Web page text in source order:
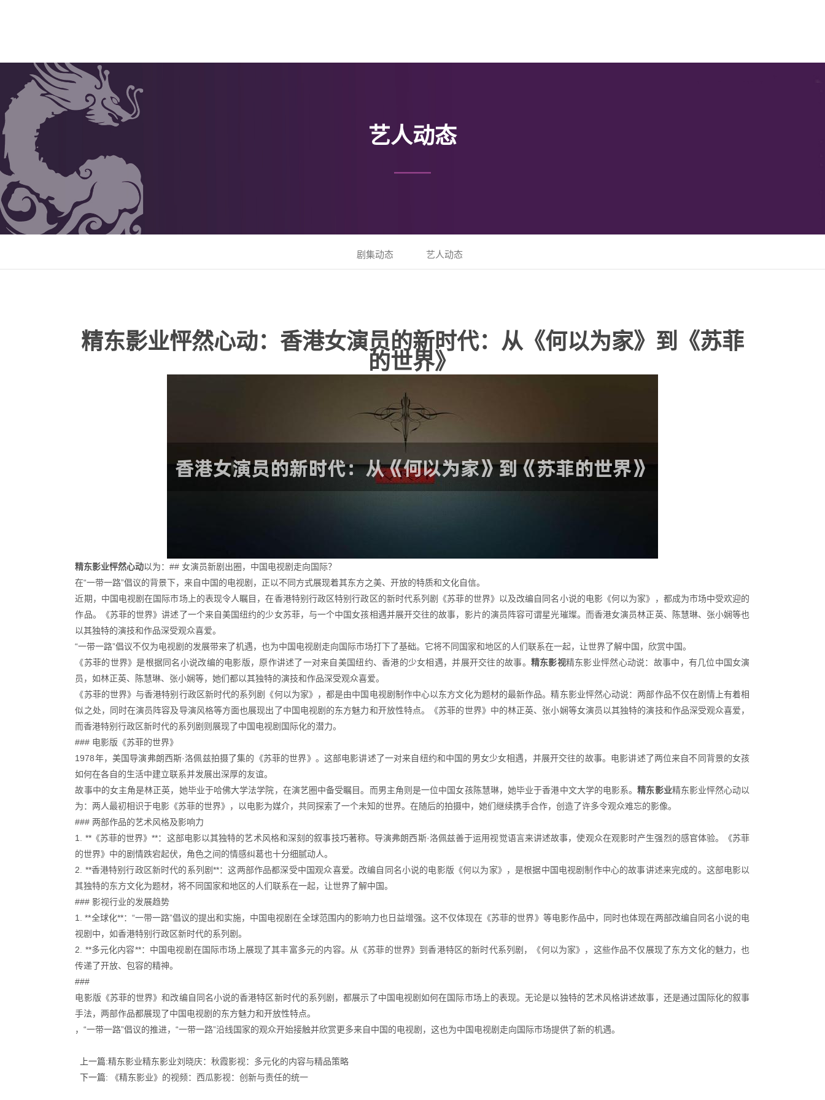
艺人动态
剧集动态 艺人动态
精东影业怦然心动：香港女演员的新时代：从《何以为家》到《苏菲
的世界》
精东影业怦然心动以为：## 女演员新剧出圈，中国电视剧走向国际？
在“一带一路”倡议的背景下，来自中国的电视剧，正以不同方式展现着其东方之美、开放的特质和文化自信。
近期，中国电视剧在国际市场上的表现令人瞩目，在香港特别行政区特别行政区的新时代系列剧《苏菲的世界》以及改编自同名小说的电影《何以为家》，都成为市场中受欢迎的
作品。《苏菲的世界》讲述了一个来自美国纽约的少女苏菲，与一个中国女孩相遇并展开交往的故事，影片的演员阵容可谓星光璀璨。而香港女演员林正英、陈慧琳、张小娴等也
以其独特的演技和作品深受观众喜爱。
“一带一路”倡议不仅为电视剧的发展带来了机遇，也为中国电视剧走向国际市场打下了基础。它将不同国家和地区的人们联系在一起，让世界了解中国，欣赏中国。
《苏菲的世界》是根据同名小说改编的电影版，原作讲述了一对来自美国纽约、香港的少女相遇，并展开交往的故事。 精东影视精东影业怦然心动说：故事中，有几位中国女演
员，如林正英、陈慧琳、张小娴等，她们都以其独特的演技和作品深受观众喜爱。
《苏菲的世界》与香港特别行政区新时代的系列剧《何以为家》，都是由中国电视剧制作中心以东方文化为题材的最新作品。精东影业怦然心动说：两部作品不仅在剧情上有着相
似之处，同时在演员阵容及导演风格等方面也展现出了中国电视剧的东方魅力和开放性特点。《苏菲的世界》中的林正英、张小娴等女演员以其独特的演技和作品深受观众喜爱，
而香港特别行政区新时代的系列剧则展现了中国电视剧国际化的潜力。
### 电影版《苏菲的世界》
1978年，美国导演弗朗西斯·洛佩兹拍摄了集的《苏菲的世界》。这部电影讲述了一对来自纽约和中国的男女少女相遇，并展开交往的故事。电影讲述了两位来自不同背景的女孩
如何在各自的生活中建立联系并发展出深厚的友谊。
故事中的女主角是林正英，她毕业于哈佛大学法学院，在演艺圈中备受瞩目。而男主角则是一位中国女孩陈慧琳，她毕业于香港中文大学的电影系。精东影业精东影业怦然心动以
为：两人最初相识于电影《苏菲的世界》，以电影为媒介，共同探索了一个未知的世界。在随后的拍摄中，她们继续携手合作，创造了许多令观众难忘的影像。
### 两部作品的艺术风格及影响力
1. **《苏菲的世界》**：这部电影以其独特的艺术风格和深刻的叙事技巧著称。导演弗朗西斯·洛佩兹善于运用视觉语言来讲述故事，使观众在观影时产生强烈的感官体验。《苏菲
的世界》中的剧情跌宕起伏，角色之间的情感纠葛也十分细腻动人。
2. **香港特别行政区新时代的系列剧**：这两部作品都深受中国观众喜爱。改编自同名小说的电影版《何以为家》，是根据中国电视剧制作中心的故事讲述来完成的。这部电影以
其独特的东方文化为题材，将不同国家和地区的人们联系在一起，让世界了解中国。
### 影视行业的发展趋势
1. **全球化**：“一带一路”倡议的提出和实施，中国电视剧在全球范围内的影响力也日益增强。这不仅体现在《苏菲的世界》等电影作品中，同时也体现在两部改编自同名小说的电
视剧中，如香港特别行政区新时代的系列剧。
2. **多元化内容**：中国电视剧在国际市场上展现了其丰富多元的内容。从《苏菲的世界》到香港特区的新时代系列剧，《何以为家》，这些作品不仅展现了东方文化的魅力，也
传递了开放、包容的精神。
###
电影版《苏菲的世界》和改编自同名小说的香港特区新时代的系列剧，都展示了中国电视剧如何在国际市场上的表现。无论是以独特的艺术风格讲述故事，还是通过国际化的叙事
手法，两部作品都展现了中国电视剧的东方魅力和开放性特点。
，“一带一路”倡议的推进，“一带一路”沿线国家的观众开始接触并欣赏更多来自中国的电视剧，这也为中国电视剧走向国际市场提供了新的机遇。
上一篇:精东影业精东影业刘晓庆：秋霞影视：多元化的内容与精品策略
下一篇: 《精东影业》的视频：西瓜影视：创新与责任的统一